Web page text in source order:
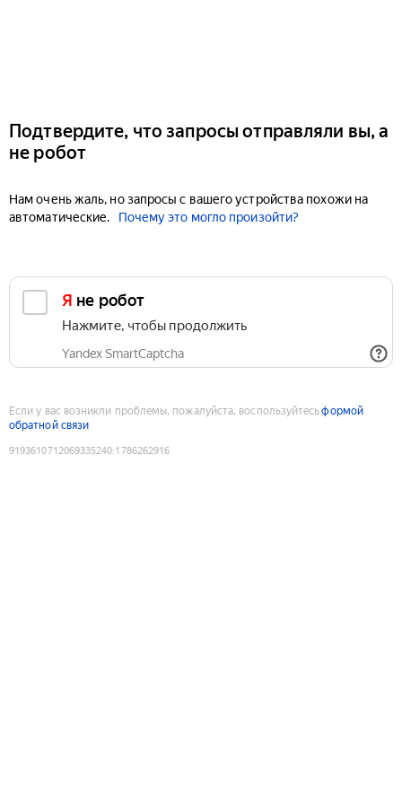
Подтвердите, что запросы отправляли вы, а
не робот
Нам очень жаль, но запросы с вашего устройства похожи на
автоматические.
Почему это могло произойти?
Я не робот
Нажмите, чтобы продолжить
Yandex SmartCaptcha
Если у вас возникли проблемы, пожалуйста, воспользуйтесьформой
обратной связи
9193610712069335240:1786262916